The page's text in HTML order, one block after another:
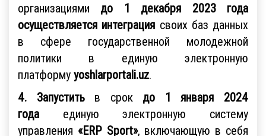
организациями до 1 декабря 2023 года
осуществляется интеграция своих баз данных
в сфере государственной молодежной
политики в единую электронную
платформу yoshlarportali.uz.
4. Запуститьв срок до 1 января 2024
года единую электронную систему
управления «ERP Sport», включающую в себя